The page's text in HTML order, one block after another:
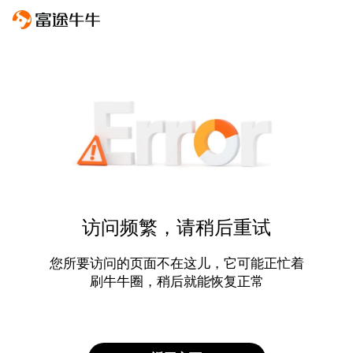
访问频繁，请稍后重试
您所要访问的页面不在这儿，它可能正忙着
刷牛牛圈，稍后就能恢复正常